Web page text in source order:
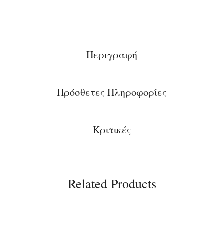
Περιγραφή
Πρόσθετες Πληροφορίες
Κριτικές
Related Products